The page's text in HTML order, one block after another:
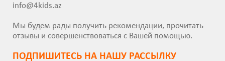
info@4kids.az
Мы будем рады получить рекомендации, прочитать
отзывы и совершенствоваться с Вашей помощью.
ПОДПИШИТEСЬ НА НАШУ РАССЫЛКУ